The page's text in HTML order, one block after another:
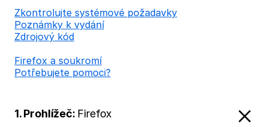
Zkontrolujte systémové požadavky
Poznámky k vydání
Zdrojový kód
Firefox a soukromí
Potřebujete pomoci?
1. Prohlížeč: Firefox